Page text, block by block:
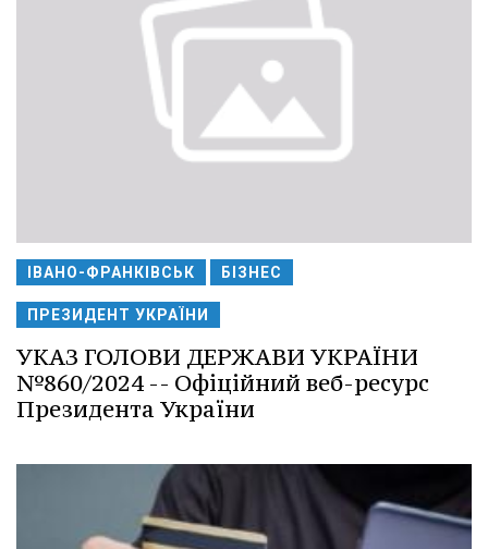
ІВАНО-ФРАНКІВСЬК БІЗНЕС
ПРЕЗИДЕНТ УКРАЇНИ
УКАЗ ГОЛОВИ ДЕРЖАВИ УКРАЇНИ
№860/2024 -- Офіційний веб-ресурс
Президента України